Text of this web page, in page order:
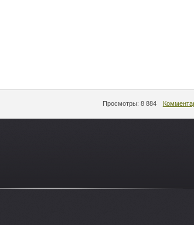
Просмотры: 8 884